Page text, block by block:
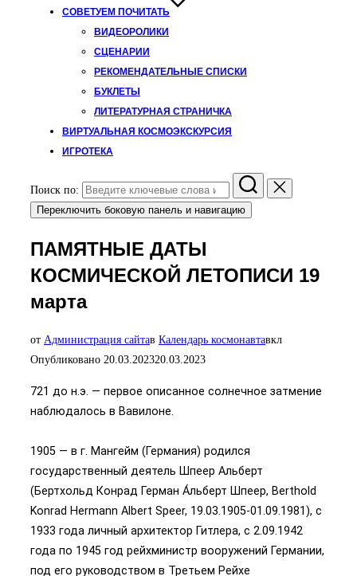
СОВЕТУЕМ ПОЧИТАТЬ
ВИДЕОРОЛИКИ
СЦЕНАРИИ
РЕКОМЕНДАТЕЛЬНЫЕ СПИСКИ
БУКЛЕТЫ
ЛИТЕРАТУРНАЯ СТРАНИЧКА
ВИРТУАЛЬНАЯ КОСМОЭКСКУРСИЯ
ИГРОТЕКА
Поиск по:
Переключить боковую панель и навигацию
ПАМЯТНЫЕ ДАТЫ
КОСМИЧЕСКОЙ ЛЕТОПИСИ 19
марта
от Администрация сайтав Календарь космонавтавкл
Опубликовано 20.03.202320.03.2023
721 до н.э. — первое описанное солнечное затмение
наблюдалось в Вавилоне.
1905 — в г. Мангейм (Германия) родился
государственный деятель Шпеер Альберт
(Бертхольд Конрад Герман А́льберт Шпеер, Berthold
Konrad Hermann Albert Speer, 19.03.1905-01.09.1981), с
1933 года личный архитектор Гитлера, с 2.09.1942
года по 1945 год рейхминистр вооружений Германии,
под его руководством в Третьем Рейхе